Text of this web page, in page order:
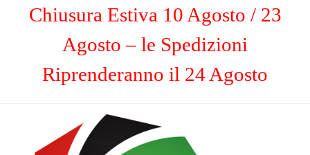
Chiusura Estiva 10 Agosto / 23
Agosto – le Spedizioni
Riprenderanno il 24 Agosto